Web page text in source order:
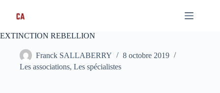
contenu
EXTINCTION REBELLION
Franck SALLABERRY
8 octobre 2019
Les associations, Les spécialistes